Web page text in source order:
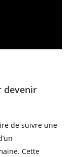
devenir
de suivre une
Cette